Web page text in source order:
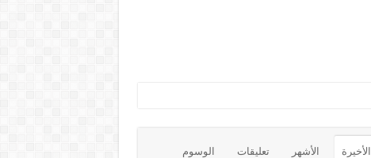
الأخيرة الأشهر تعليقات الوسوم